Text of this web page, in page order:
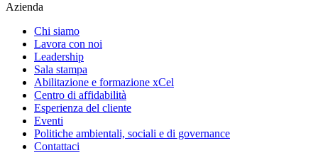
Azienda
Chi siamo
Lavora con noi
Leadership
Sala stampa
Abilitazione e formazione xCel
Centro di affidabilità
Esperienza del cliente
Eventi
Politiche ambientali, sociali e di governance
Contattaci